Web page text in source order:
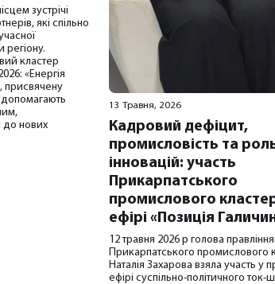
зустрічі
які спільно
регіону.
кластер
«Енергія
присвячену
допомагають
до нових
13 Травня, 2026
Кадровий дефіцит,
промисловість та
інновацій: участь
Прикарпатського
промислового
ефірі «Позиція
12 травня 2026 р голова правління
Прикарпатського промислового
Наталія Захарова взяла участь у
ефірі суспільно-політичного ток-